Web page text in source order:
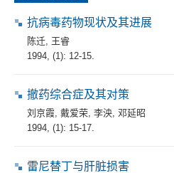
抗病毒药物现状及其进展
陈迁 王睿
1994, (1): 12-15.
撤药综合症及其对策
刘京霞 戴爱荣 李泱 邓延昭
1994, (1): 15-17.
雷尼替丁与肝脏损害